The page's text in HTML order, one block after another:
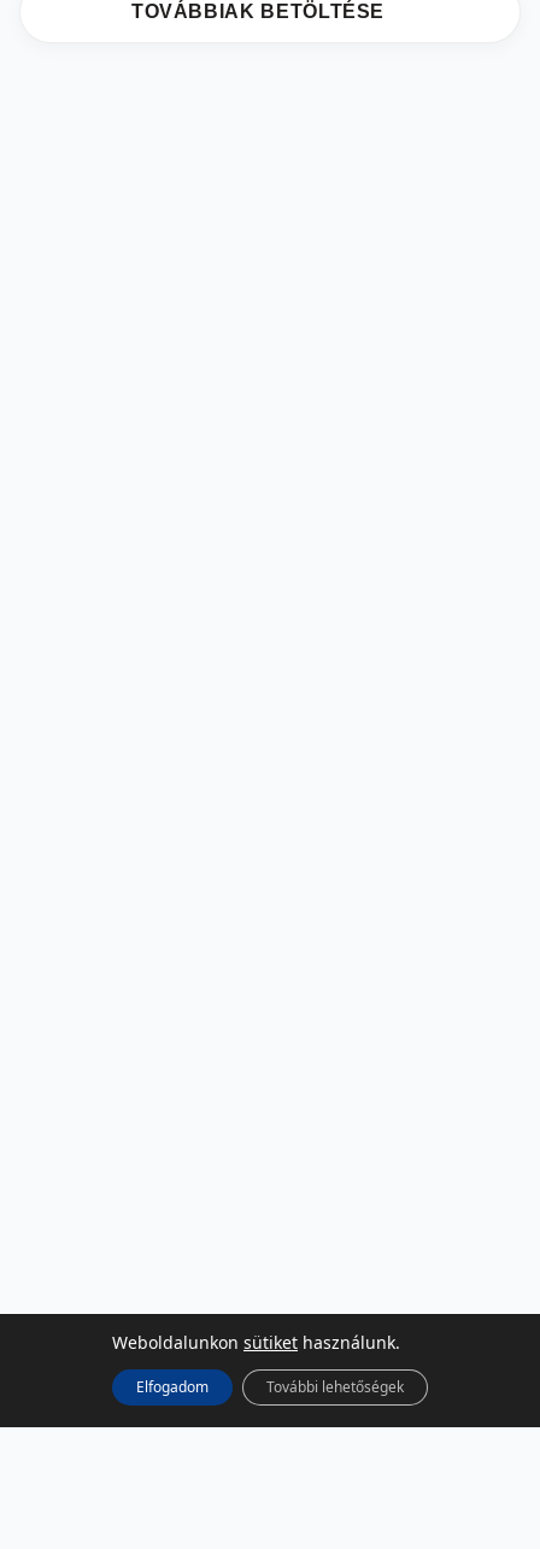
TOVÁBBIAK BETÖLTÉSE
Weboldalunkon sütiket használunk.
Elfogadom További lehetőségek